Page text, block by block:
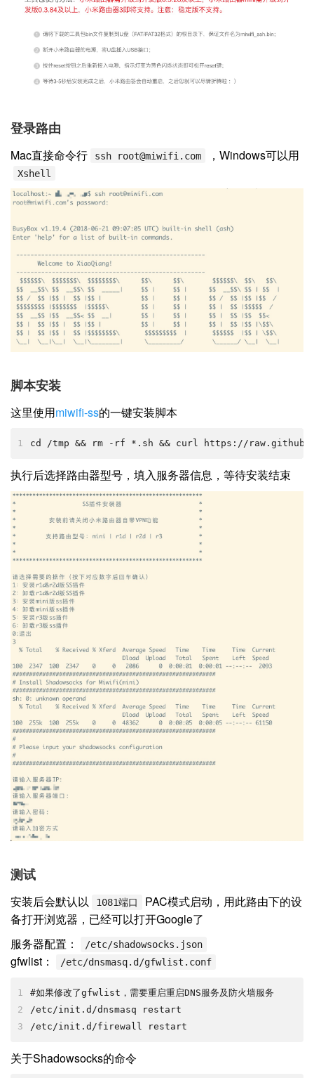
登录路由
Mac直接命令行 ssh root@miwifi.com ，Windows可以用
Xshell
脚本安装
这里使用miwifi-ss的一键安装脚本
1 cd /tmp && rm -rf *.sh && curl https://
执行后选择路由器型号，填入服务器信息，等待安装结束
测试
安装后会默认以 1081端口
PAC模式启动，用此路由下的设
备打开浏览器，已经可以打开Google了
服务器配置：
/etc/shadowsocks.json
gfwlist： /etc/dnsmasq.d/gfwlist.conf
1
2
3
#如果修改了gfwlist，需要重启重启DNS服务及防火墙服务
/etc/init.d/dnsmasq restart
/etc/init.d/firewall restart
关于Shadowsocks的命令